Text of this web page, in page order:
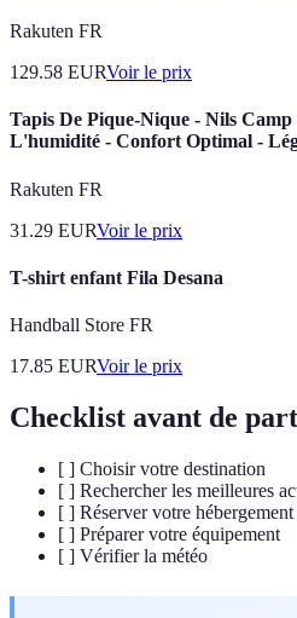
Rakuten FR
129.58 EURVoir le prix
Tapis De Pique-Nique - Nils Camp
L'humidité - Confort Optimal -
Rakuten FR
31.29 EURVoir le prix
T-shirt enfant Fila Desana
Handball Store FR
17.85 EURVoir le prix
Checklist avant de
[ ] Choisir votre destination
[ ] Rechercher les meilleures
[ ] Réserver votre hébergement
[ ] Préparer votre équipement
[ ] Vérifier la météo